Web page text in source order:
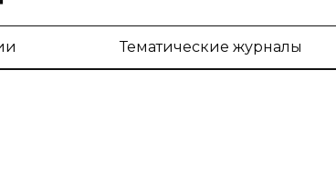
Тематические журналы